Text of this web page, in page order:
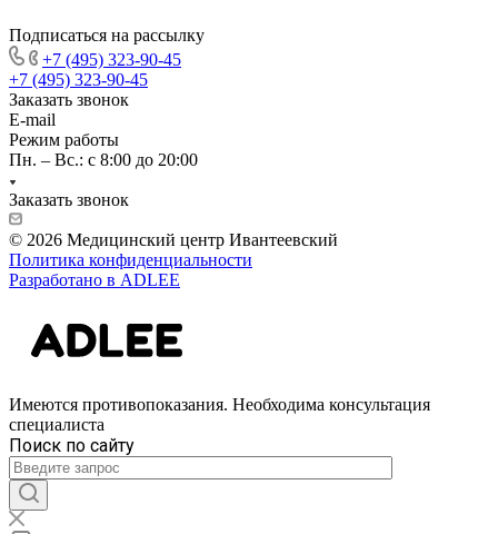
Подписаться на рассылку
+7 (495) 323-90-45
+7 (495) 323-90-45
Заказать звонок
E-mail
Режим работы
Пн. – Вс.: с 8:00 до 20:00
Заказать звонок
© 2026 Медицинский центр Ивантеевский
Политика конфиденциальности
Разработано в ADLEE
Имеются противопоказания. Необходима консультация
специалиста
Поиск по сайту